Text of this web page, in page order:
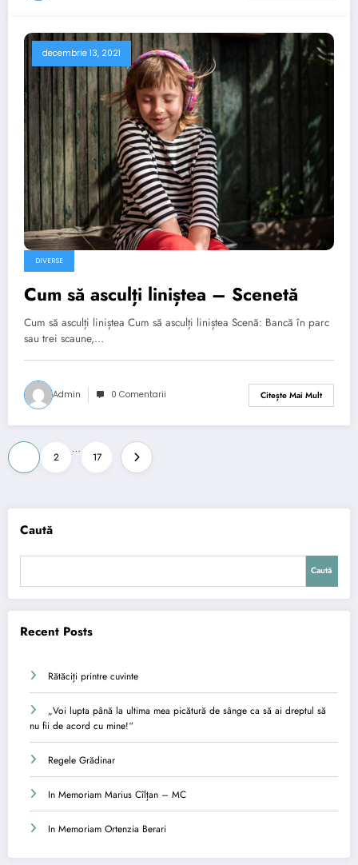
decembrie 13, 2021
DIVERSE
Cum să asculți liniștea – Scenetă
Cum să asculți liniștea Cum să asculți liniștea Scenă: Bancă în parc
sau trei scaune,…
Admin 0 Comentarii Citește Mai Mult
Paginație
articole
2
…
17
Caută
Caută
Recent Posts
Rătăciți printre cuvinte
„Voi lupta până la ultima mea picătură de sânge ca să ai dreptul să
nu fii de acord cu mine!“
Regele Grădinar
In Memoriam Marius Cîlțan – MC
In Memoriam Ortenzia Berari